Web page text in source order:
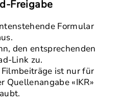
Freigabe
Formular
den entsprechenden
Link zu.
ist nur für
Quellenangabe «IKR»